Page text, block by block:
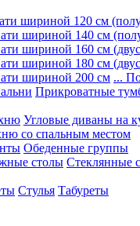
шириной 120 см
шириной 140 см
шириной 160 см
шириной 180 см
шириной 200 см ...
Прикроватные
Угловые диваны на
со спальным местом
Обеденные группы
столы Стеклянные
Стулья Табуреты